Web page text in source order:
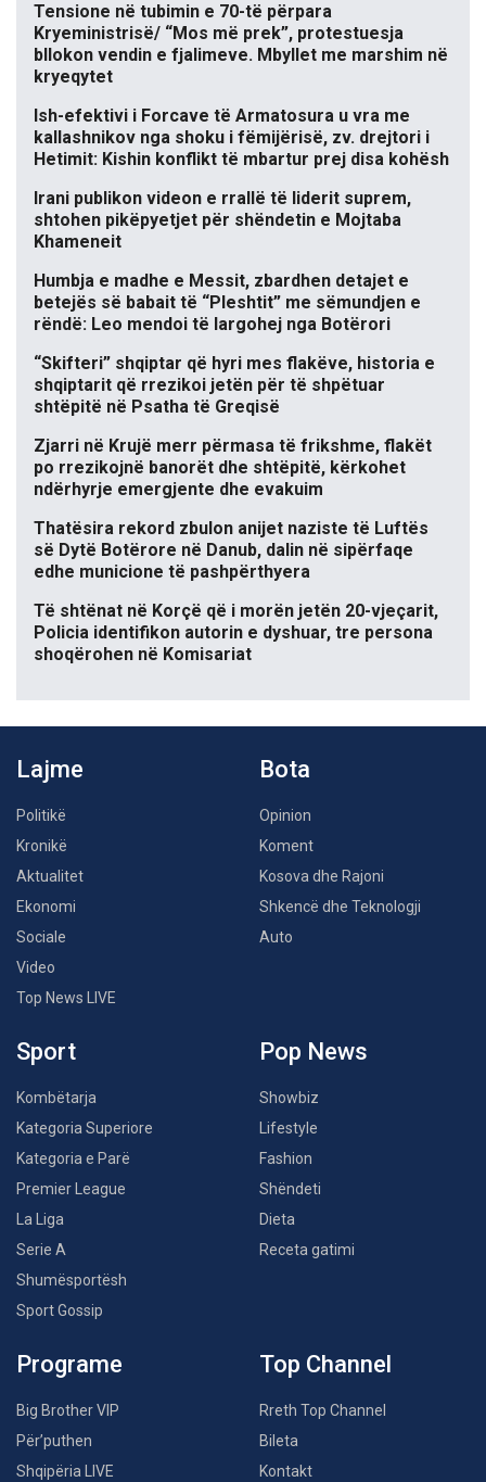
Tensione në tubimin e 70-të përpara
Kryeministrisë/ “Mos më prek”, protestuesja
bllokon vendin e fjalimeve. Mbyllet me marshim në
kryeqytet
Ish-efektivi i Forcave të Armatosura u vra me
kallashnikov nga shoku i fëmijërisë, zv. drejtori i
Hetimit: Kishin konflikt të mbartur prej disa kohësh
Irani publikon videon e rrallë të liderit suprem,
shtohen pikëpyetjet për shëndetin e Mojtaba
Khameneit
Humbja e madhe e Messit, zbardhen detajet e
betejës së babait të “Pleshtit” me sëmundjen e
rëndë: Leo mendoi të largohej nga Botërori
“Skifteri” shqiptar që hyri mes flakëve, historia e
shqiptarit që rrezikoi jetën për të shpëtuar
shtëpitë në Psatha të Greqisë
Zjarri në Krujë merr përmasa të frikshme, flakët
po rrezikojnë banorët dhe shtëpitë, kërkohet
ndërhyrje emergjente dhe evakuim
Thatësira rekord zbulon anijet naziste të Luftës
së Dytë Botërore në Danub, dalin në sipërfaqe
edhe municione të pashpërthyera
Të shtënat në Korçë që i morën jetën 20-vjeçarit,
Policia identifikon autorin e dyshuar, tre persona
shoqërohen në Komisariat
Lajme
Politikë
Kronikë
Aktualitet
Ekonomi
Sociale
Video
Top News LIVE
Bota
Opinion
Koment
Kosova dhe Rajoni
Shkencë dhe Teknologji
Auto
Sport
Kombëtarja
Kategoria Superiore
Kategoria e Parë
Premier League
La Liga
Serie A
Shumësportësh
Sport Gossip
Pop News
Showbiz
Lifestyle
Fashion
Shëndeti
Dieta
Receta gatimi
Programe
Big Brother VIP
Për’puthen
Shqipëria LIVE
Top Channel
Rreth Top Channel
Bileta
Kontakt